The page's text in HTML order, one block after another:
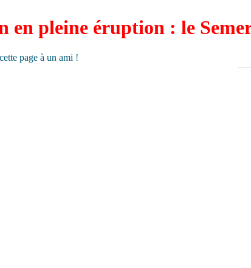
en pleine éruption : le
page à un ami !